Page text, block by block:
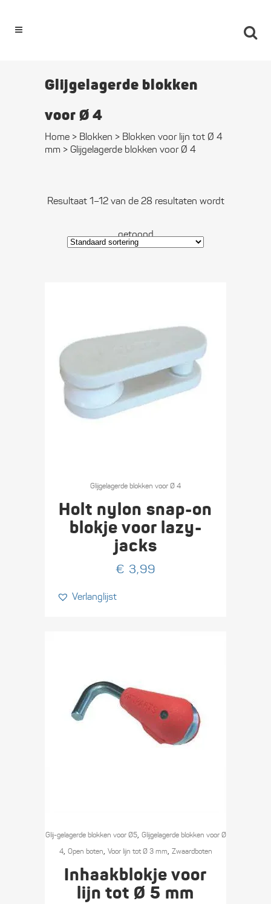
Glijgelagerde blokken
voor Ø 4
Home > Blokken > Blokken voor lijn tot Ø 4
mm > Glijgelagerde blokken voor Ø 4
Resultaat 1–12 van de 28 resultaten wordt
getoond
Glijgelagerde blokken voor Ø 4
Holt nylon snap-on
blokje voor lazy-
jacks
€ 3,99
Verlanglijst
Glij-gelagerde blokken voor Ø5, Glijgelagerde blokken voor Ø
4, Open boten, Voor lijn tot Ø 3 mm, Zwaard­boten
Inhaakblokje voor
lijn tot Ø 5 mm